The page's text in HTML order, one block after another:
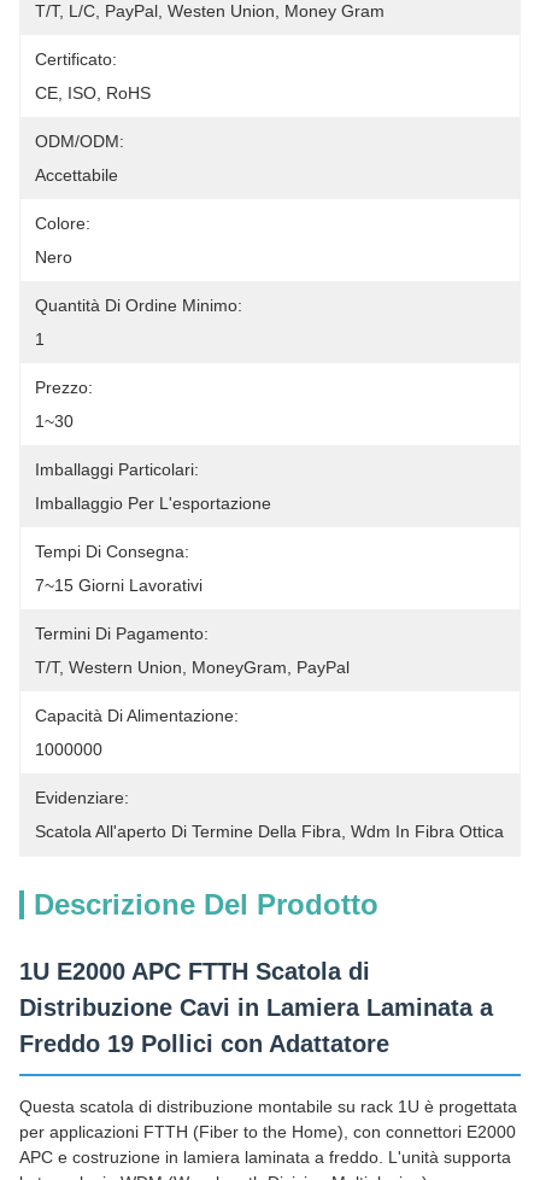
T/T, L/C, PayPal, Westen Union, Money Gram
Certificato:
CE, ISO, RoHS
ODM/ODM:
Accettabile
Colore:
Nero
Quantità Di Ordine Minimo:
1
Prezzo:
1~30
Imballaggi Particolari:
Imballaggio Per L'esportazione
Tempi Di Consegna:
7~15 Giorni Lavorativi
Termini Di Pagamento:
T/T, Western Union, MoneyGram, PayPal
Capacità Di Alimentazione:
1000000
Evidenziare:
Scatola All'aperto Di Termine Della Fibra Wdm In Fibra Ottica
Descrizione Del Prodotto
1U E2000 APC FTTH Scatola di
Distribuzione Cavi in Lamiera Laminata a
Freddo 19 Pollici con Adattatore
Questa scatola di distribuzione montabile su rack 1U è progettata
per applicazioni FTTH (Fiber to the Home), con connettori E2000
APC e costruzione in lamiera laminata a freddo. L'unità supporta